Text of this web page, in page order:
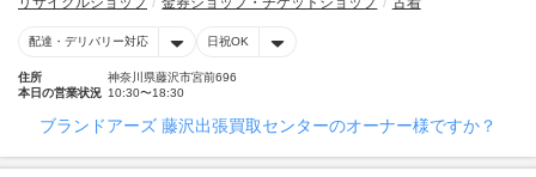
配達・デリバリー対応 日祝OK
住所
神奈川県藤沢市宮前696
本日の営業状況 10:30〜18:30
ブランドアーズ 藤沢出張買取センターのオーナー様ですか？